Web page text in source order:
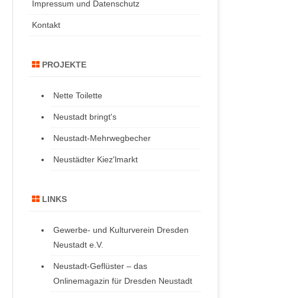
Impressum und Datenschutz
Kontakt
PROJEKTE
Nette Toilette
Neustadt bringt's
Neustadt-Mehrwegbecher
Neustädter Kiez'lmarkt
LINKS
Gewerbe- und Kulturverein Dresden
Neustadt e.V.
Neustadt-Geflüster – das
Onlinemagazin für Dresden Neustadt